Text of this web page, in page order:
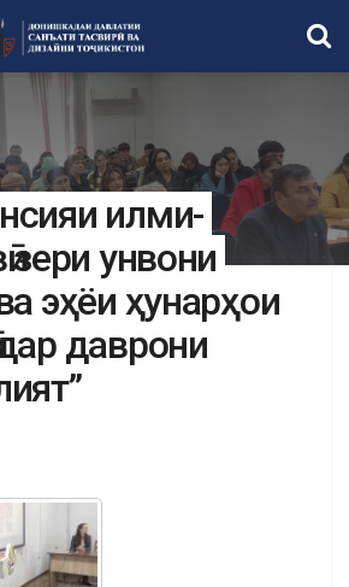
илми-
зери унвони
эҳёи ҳунарҳои
даврони